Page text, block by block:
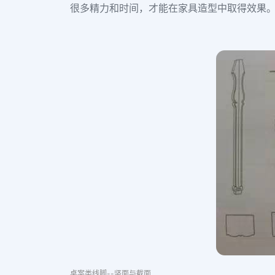
很多精力和时间，才能在家具造型中取得效果